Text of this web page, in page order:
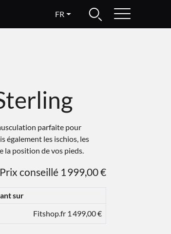
FR
parfaite pour
également les ischios, les
la position de vos pieds.
Prix conseillé 1 999,00 €
sur
Fitshop.fr 1 499,00 €